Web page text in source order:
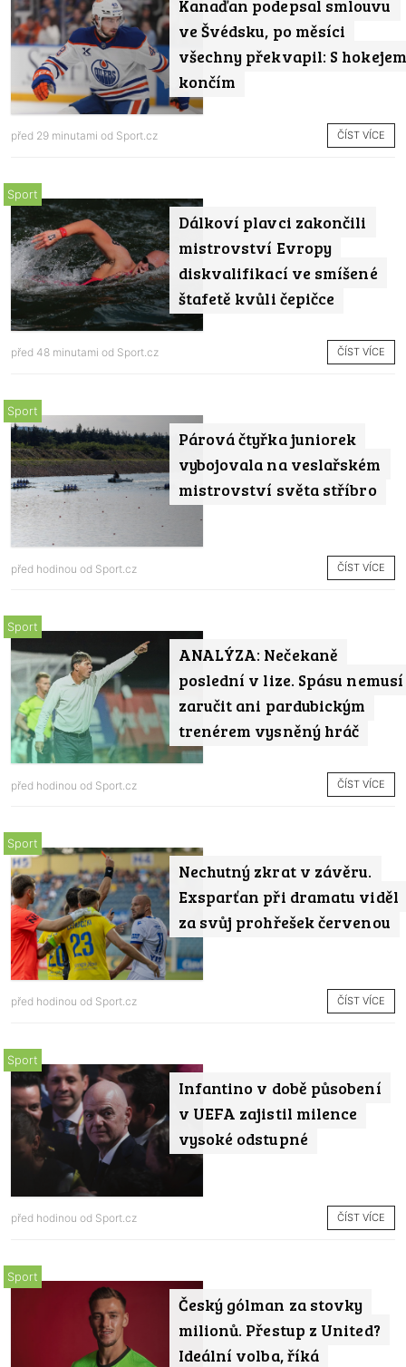
Kanaďan podepsal smlouvu
ve Švédsku, po měsíci
všechny překvapil: S hokejem
končím
před 29 minutami od Sport.cz ČÍST VÍCE
Dálkoví plavci zakončili
mistrovství Evropy
diskvalifikací ve smíšené
štafetě kvůli čepičce
Sport
před 48 minutami od Sport.cz ČÍST VÍCE
Párová čtyřka juniorek
vybojovala na veslařském
mistrovství světa stříbro
Sport
před hodinou od Sport.cz ČÍST VÍCE
ANALÝZA: Nečekaně
poslední v lize. Spásu nemusí
zaručit ani pardubickým
trenérem vysněný hráč
Sport
před hodinou od Sport.cz ČÍST VÍCE
Nechutný zkrat v závěru.
Exsparťan při dramatu viděl
za svůj prohřešek červenou
Sport
před hodinou od Sport.cz ČÍST VÍCE
Infantino v době působení
v UEFA zajistil milence
vysoké odstupné
Sport
před hodinou od Sport.cz ČÍST VÍCE
Český gólman za stovky
milionů. Přestup z United?
Ideální volba, říká
Sport